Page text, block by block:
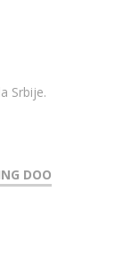
Srbije.
DOO